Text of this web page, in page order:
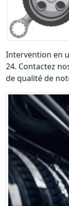
Intervention en
24. Contactez
de qualité de